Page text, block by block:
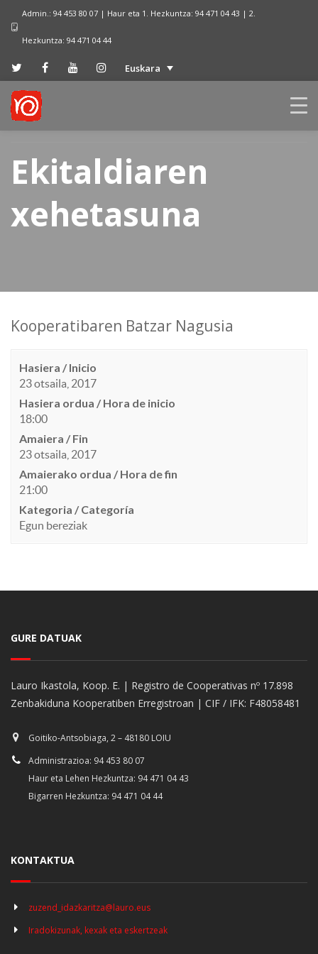
Admin.: 94 453 80 07 | Haur eta 1. Hezkuntza: 94 471 04 43 | 2.
Hezkuntza: 94 471 04 44
Euskara
Ekitaldiaren
xehetasuna
Kooperatibaren Batzar Nagusia
Hasiera / Inicio
23 otsaila, 2017
Hasiera ordua / Hora de inicio
18:00
Amaiera / Fin
23 otsaila, 2017
Amaierako ordua / Hora de fin
21:00
Kategoria / Categoría
Egun bereziak
GURE DATUAK
Lauro Ikastola, Koop. E. | Registro de Cooperativas nº 17.898
Zenbakiduna Kooperatiben Erregistroan | CIF / IFK: F48058481
Goitiko-Antsobiaga, 2 – 48180 LOIU
Administrazioa: 94 453 80 07
Haur eta Lehen Hezkuntza: 94 471 04 43
Bigarren Hezkuntza: 94 471 04 44
KONTAKTUA
zuzend_idazkaritza@lauro.eus
Iradokizunak, kexak eta eskertzeak